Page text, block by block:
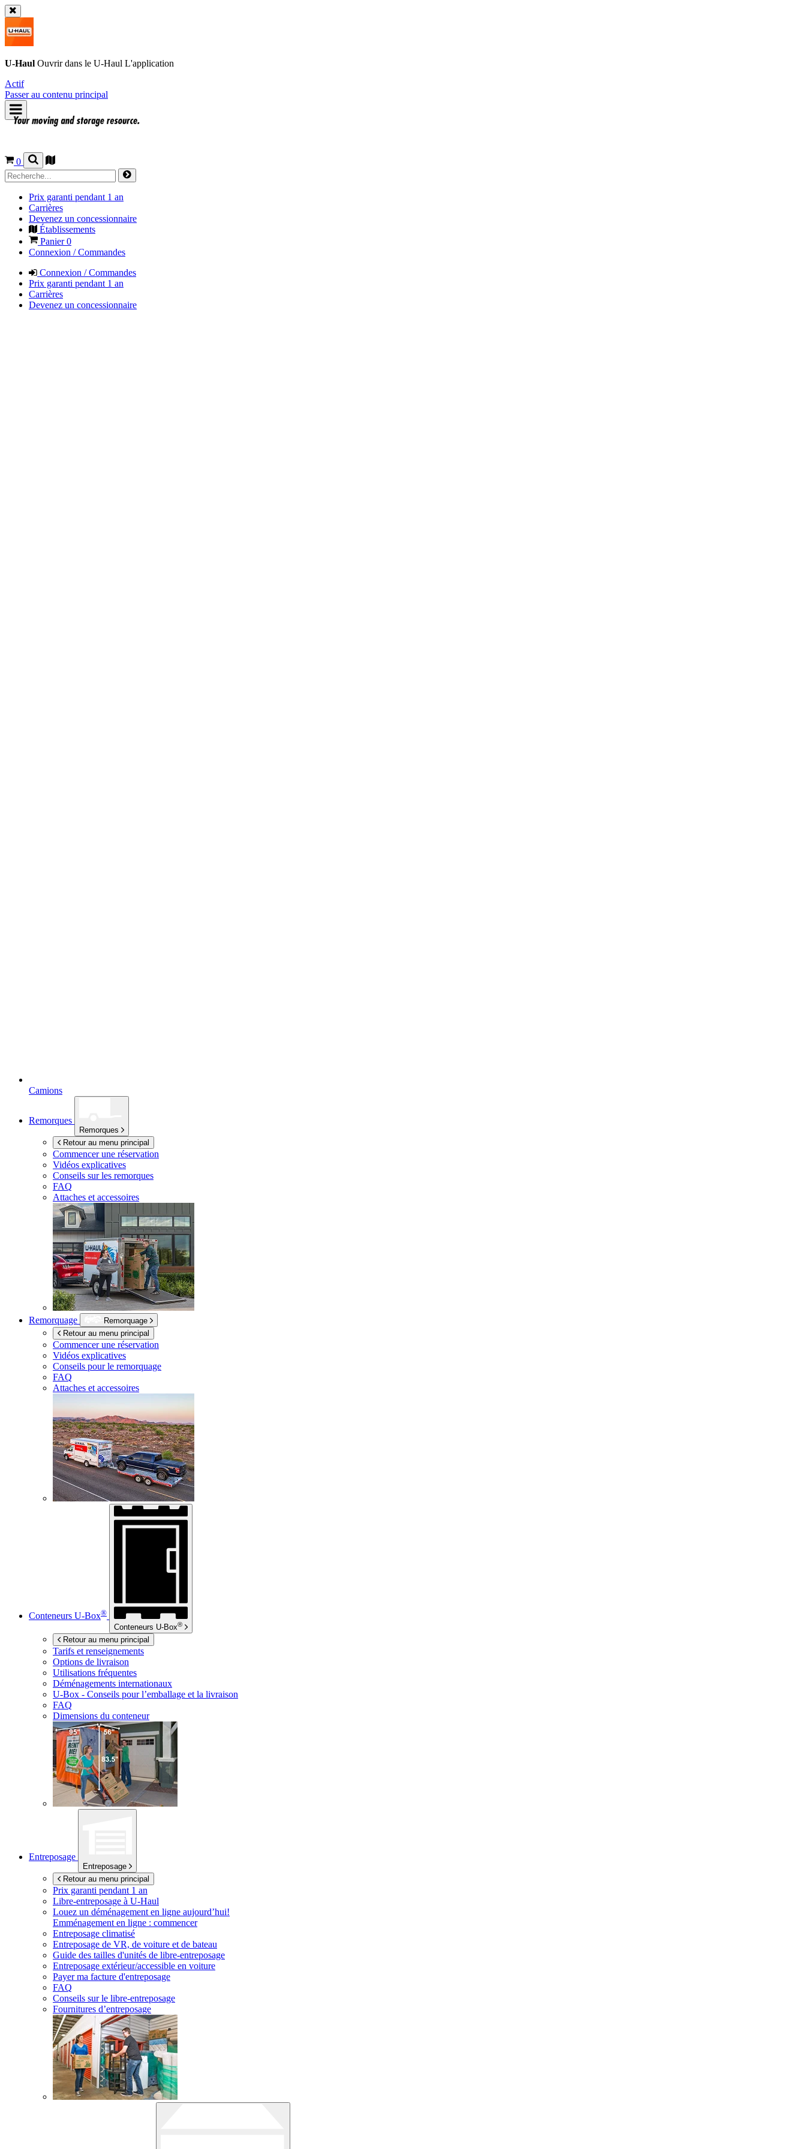
U-Haul Ouvrir dans le U-Haul L'application
Actif
Passer au contenu principal
0
Prix garanti pendant 1 an
Carrières
Devenez un concessionnaire
Établissements
Panier0
Connexion / Commandes
Connexion / Commandes
Prix garanti pendant 1 an
Carrières
Devenez un concessionnaire
Camions
Remorques
Remorques
Retour au menu principal
Commencer une réservation
Vidéos explicatives
Conseils sur les remorques
FAQ
Attaches et accessoires
Remorquage
Remorquage
Retour au menu principal
Commencer une réservation
Vidéos explicatives
Conseils pour le remorquage
FAQ
Attaches et accessoires
Conteneurs U-Box®
Conteneurs U-Box®
Retour au menu principal
Tarifs et renseignements
Options de livraison
Utilisations fréquentes
Déménagements internationaux
U-Box - Conseils pour l’emballage et la livraison
FAQ
Dimensions du conteneur
Entreposage
Entreposage
Retour au menu principal
Prix garanti pendant 1 an
Libre-entreposage à U-Haul
Louez un déménagement en ligne aujourd’hui!
Emménagement en ligne : commencer
Entreposage climatisé
Entreposage de VR, de voiture et de bateau
Guide des tailles d'unités de libre-entreposage
Entreposage extérieur/accessible en voiture
Payer ma facture d'entreposage
FAQ
Conseils sur le libre-entreposage
Fournitures d’entreposage